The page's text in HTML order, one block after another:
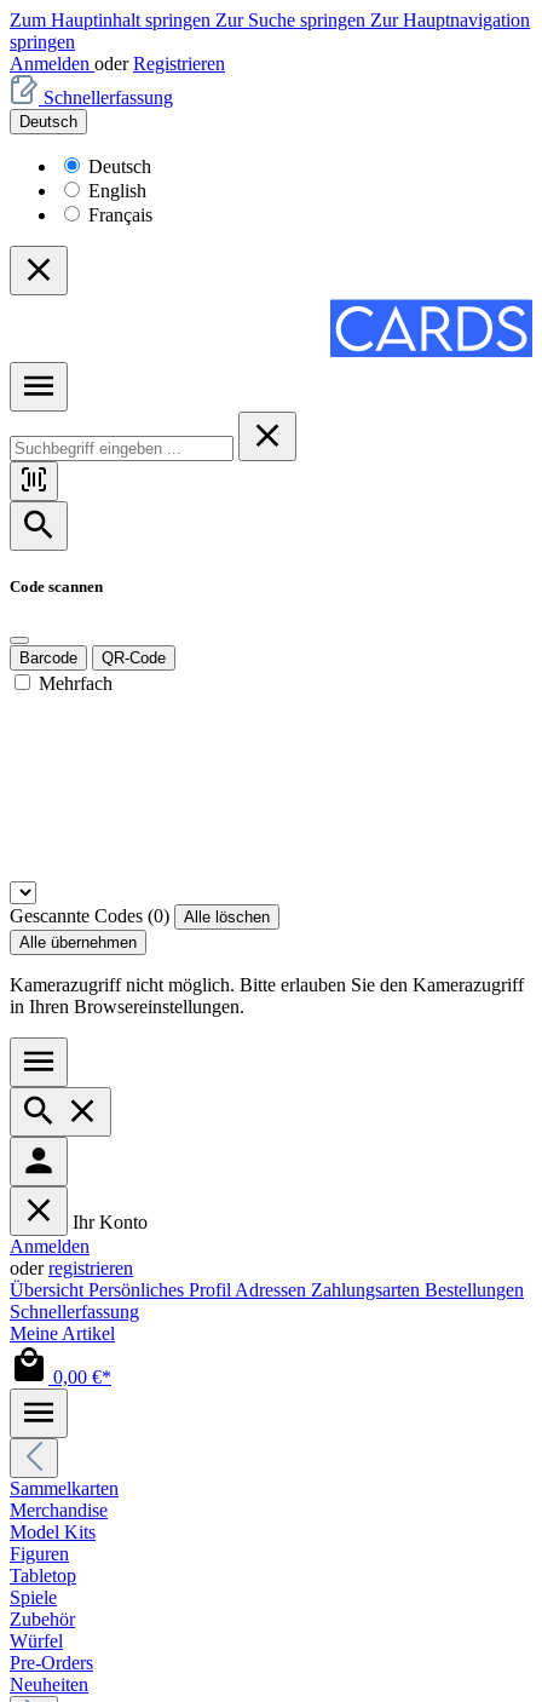
Zum Hauptinhalt springen Zur Suche springen Zur Hauptnavigation
springen
Anmelden oder Registrieren
Schnellerfassung
Deutsch
Deutsch
English
Français
Code scannen
Barcode QR-Code
Mehrfach
Gescannte Codes (0)
Alle löschen
Alle übernehmen
Kamerazugriff nicht möglich. Bitte erlauben Sie den Kamerazugriff
in Ihren Browsereinstellungen.
Ihr Konto
Anmelden
oderregistrieren
Übersicht Persönliches Profil Adressen Zahlungsarten Bestellungen
Schnellerfassung
Meine Artikel
0,00 €*
Sammelkarten
Merchandise
Model Kits
Figuren
Tabletop
Spiele
Zubehör
Würfel
Pre-Orders
Neuheiten